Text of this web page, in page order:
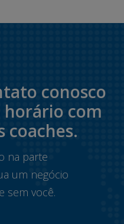
conosco
horário com
coaches.
na parte
um negócio
sem você.